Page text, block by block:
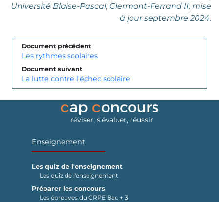
Université Blaise-Pascal, Clermont-Ferrand II, mise
à jour septembre 2024.
Document précédent
Les rythmes scolaires
Document suivant
La lutte contre l'échec scolaire
réviser, s'évaluer, réussir
Enseignement
Les quiz de l'enseignement
Les quiz de l'enseignement
Préparer les concours
Les épreuves du CRPE Bac + 3